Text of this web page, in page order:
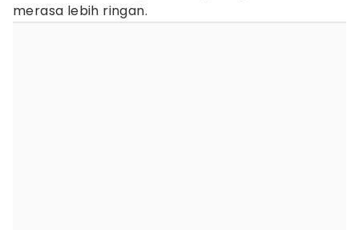
merasa lebih ringan.